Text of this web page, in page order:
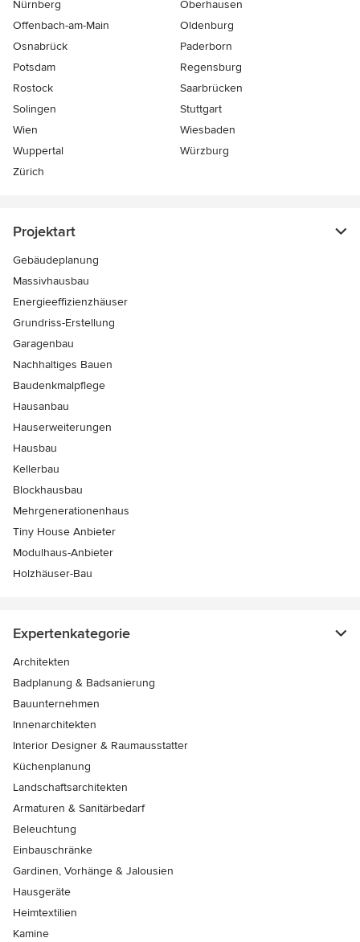
Nürnberg
Oberhausen
Offenbach-am-Main
Oldenburg
Osnabrück
Paderborn
Potsdam
Regensburg
Rostock
Saarbrücken
Solingen
Stuttgart
Wien
Wiesbaden
Wuppertal
Würzburg
Zürich
Projektart
Gebäudeplanung
Massivhausbau
Energieeffizienzhäuser
Grundriss-Erstellung
Garagenbau
Nachhaltiges Bauen
Baudenkmalpflege
Hausanbau
Hauserweiterungen
Hausbau
Kellerbau
Blockhausbau
Mehrgenerationenhaus
Tiny House Anbieter
Modulhaus-Anbieter
Holzhäuser-Bau
Expertenkategorie
Architekten
Badplanung & Badsanierung
Bauunternehmen
Innenarchitekten
Interior Designer & Raumausstatter
Küchenplanung
Landschaftsarchitekten
Armaturen & Sanitärbedarf
Beleuchtung
Einbauschränke
Gardinen, Vorhänge & Jalousien
Hausgeräte
Heimtextilien
Kamine